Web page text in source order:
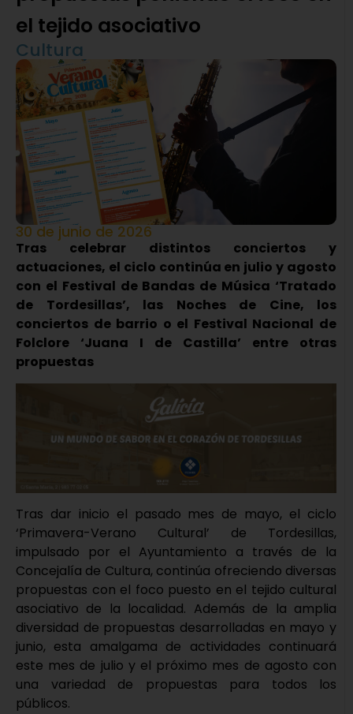
el tejido asociativo
Cultura
30 de junio de 2026
Tras celebrar distintos conciertos y
actuaciones, el ciclo continúa en julio y agosto
con el Festival de Bandas de Música ‘Tratado
de Tordesillas’, las Noches de Cine, los
conciertos de barrio o el Festival Nacional de
Folclore ‘Juana I de Castilla’ entre otras
propuestas
Tras dar inicio el pasado mes de mayo, el ciclo
‘Primavera-Verano Cultural’ de Tordesillas,
impulsado por el Ayuntamiento a través de la
Concejalía de Cultura, continúa ofreciendo diversas
propuestas con el foco puesto en el tejido cultural
asociativo de la localidad. Además de la amplia
diversidad de propuestas desarrolladas en mayo y
junio, esta amalgama de actividades continuará
este mes de julio y el próximo mes de agosto con
una variedad de propuestas para todos los
públicos.